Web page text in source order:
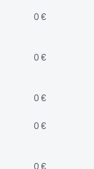
0 €
0 €
0 €
0 €
0 €